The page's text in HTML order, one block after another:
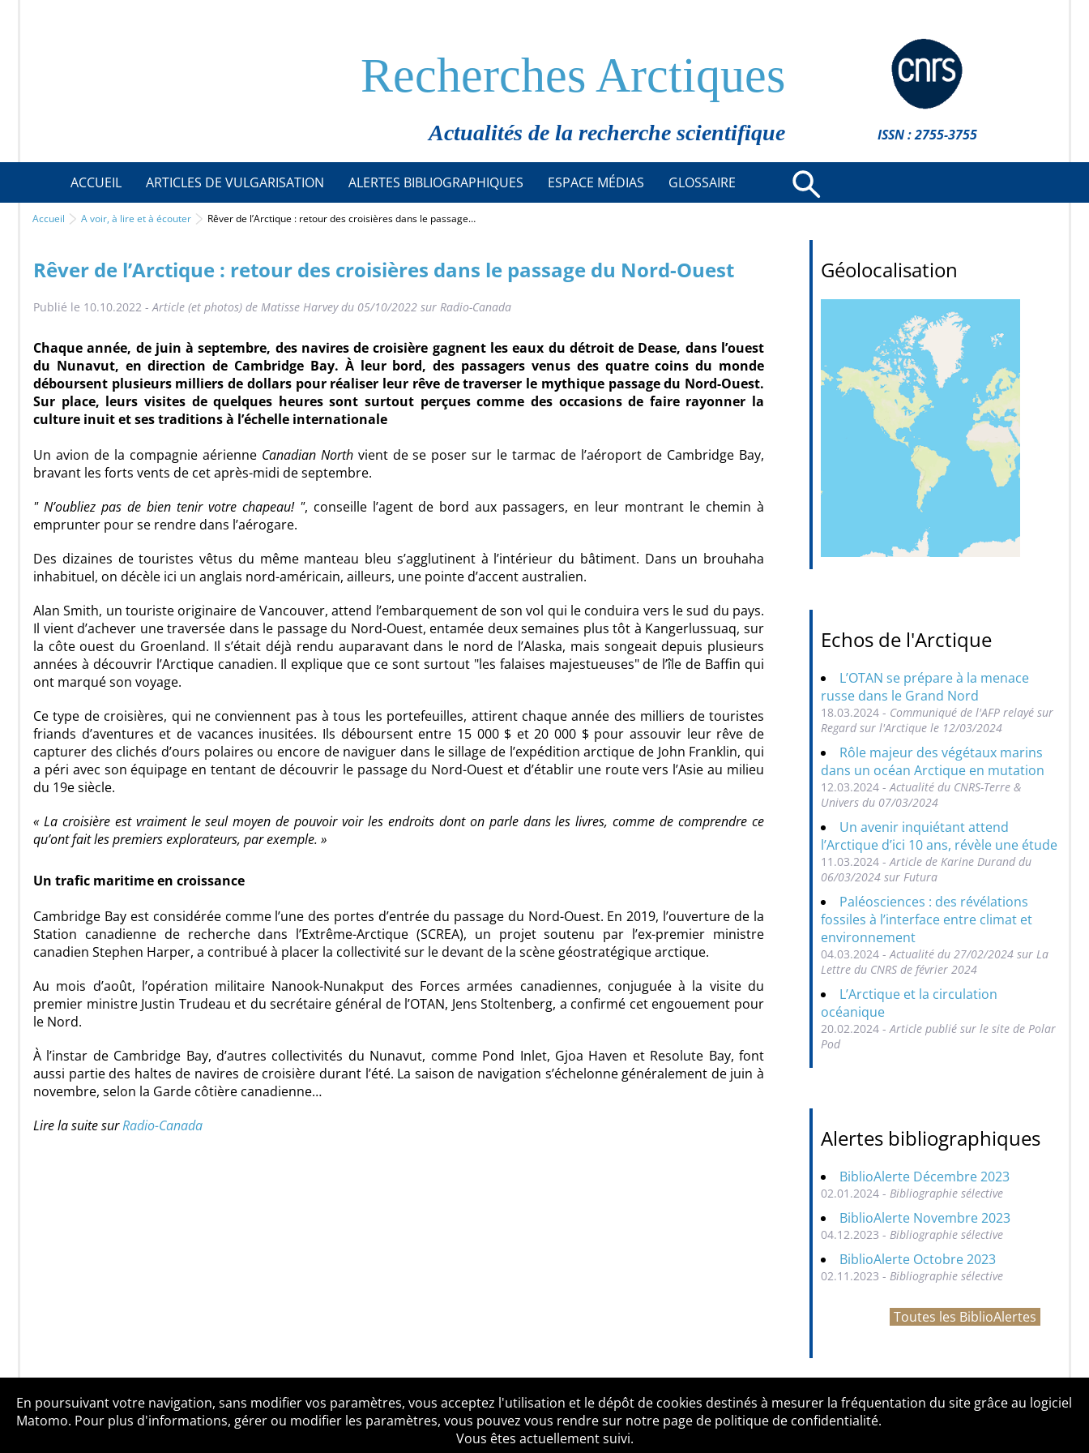
Recherches Arctiques
Actualités de la recherche scientifique ISSN : 2755-3755
ACCUEIL ARTICLES DE VULGARISATION ALERTES BIBLIOGRAPHIQUES ESPACE MÉDIAS GLOSSAIRE
Accueil A voir, à lire et à écouter Rêver de l’Arctique : retour des croisières dans le passage…
Rêver de l’Arctique : retour des croisières dans le passage du Nord-Ouest
Publié le 10.10.2022 -Article (et photos) de Matisse Harvey du 05/10/2022 sur Radio-Canada
Chaque année, de juin à septembre, des navires de croisière gagnent les eaux du détroit de Dease, dans l’ouest
du Nunavut, en direction de Cambridge Bay. À leur bord, des passagers venus des quatre coins du monde
déboursent plusieurs milliers de dollars pour réaliser leur rêve de traverser le mythique passage du Nord-Ouest.
Sur place, leurs visites de quelques heures sont surtout perçues comme des occasions de faire rayonner la
culture inuit et ses traditions à l’échelle internationale
Un avion de la compagnie aérienne Canadian Northvient de se poser sur le tarmac de l’aéroport de Cambridge Bay,
bravant les forts vents de cet après-midi de septembre.
N’oubliez pas de bien tenir votre chapeau! , conseille l’agent de bord aux passagers, en leur montrant le chemin à
emprunter pour se rendre dans l’aérogare.
Des dizaines de touristes vêtus du même manteau bleu s’agglutinent à l’intérieur du bâtiment. Dans un brouhaha
inhabituel, on décèle ici un anglais nord-américain, ailleurs, une pointe d’accent australien.
Alan Smith, un touriste originaire de Vancouver, attend l’embarquement de son vol qui le conduira vers le sud du pays.
Il vient d’achever une traversée dans le passage du Nord-Ouest, entamée deux semaines plus tôt à Kangerlussuaq, sur
la côte ouest du Groenland. Il s’était déjà rendu auparavant dans le nord de l’Alaska, mais songeait depuis plusieurs
années à découvrir l’Arctique canadien. Il explique que ce sont surtout les falaises majestueuses de l’île de Baffin qui
ont marqué son voyage.
Ce type de croisières, qui ne conviennent pas à tous les portefeuilles, attirent chaque année des milliers de touristes
friands d’aventures et de vacances inusitées. Ils déboursent entre 15 000 $ et 20 000 $ pour assouvir leur rêve de
capturer des clichés d’ours polaires ou encore de naviguer dans le sillage de l’expédition arctique de John Franklin, qui
a péri avec son équipage en tentant de découvrir le passage du Nord-Ouest et d’établir une route vers l’Asie au milieu
du 19e siècle.
« La croisière est vraiment le seul moyen de pouvoir voir les endroits dont on parle dans les livres, comme de comprendre ce
qu’ont fait les premiers explorateurs, par exemple. »
Un trafic maritime en croissance
Cambridge Bay est considérée comme l’une des portes d’entrée du passage du Nord-Ouest. En 2019, l’ouverture de la
Station canadienne de recherche dans l’Extrême-Arctique (SCREA), un projet soutenu par l’ex-premier ministre
canadien Stephen Harper, a contribué à placer la collectivité sur le devant de la scène géostratégique arctique.
Au mois d’août, l’opération militaire Nanook-Nunakput des Forces armées canadiennes, conjuguée à la visite du
premier ministre Justin Trudeau et du secrétaire général de l’OTAN, Jens Stoltenberg, a confirmé cet engouement pour
le Nord.
À l’instar de Cambridge Bay, d’autres collectivités du Nunavut, comme Pond Inlet, Gjoa Haven et Resolute Bay, font
aussi partie des haltes de navires de croisière durant l’été. La saison de navigation s’échelonne généralement de juin à
novembre, selon la Garde côtière canadienne…
Lire la suite surRadio-Canada
Géolocalisation
Echos de l'Arctique
L’OTAN se prépare à la menace
russe dans le Grand Nord
18.03.2024 - Communiqué de l'AFP relayé sur
Regard sur l'Arctique le 12/03/2024
Rôle majeur des végétaux marins
dans un océan Arctique en mutation
12.03.2024 - Actualité du CNRS-Terre &
Univers du 07/03/2024
Un avenir inquiétant attend
l’Arctique d’ici 10 ans, révèle une étude
11.03.2024 - Article de Karine Durand du
06/03/2024 sur Futura
Paléosciences : des révélations
fossiles à l’interface entre climat et
environnement
04.03.2024 - Actualité du 27/02/2024 sur La
Lettre du CNRS de février 2024
L’Arctique et la circulation
océanique
20.02.2024 - Article publié sur le site de Polar
Pod
Alertes bibliographiques
BiblioAlerte Décembre 2023
02.01.2024 - Bibliographie sélective
BiblioAlerte Novembre 2023
04.12.2023 - Bibliographie sélective
BiblioAlerte Octobre 2023
02.11.2023 - Bibliographie sélective
Toutes les BiblioAlertes
Qui sommes-nous ? Mentions légales Accessibilité Politique de confidentialité Contact
En poursuivant votre navigation, sans modifier vos paramètres, vous acceptez l'utilisation et le dépôt de cookies destinés à mesurer la fréquentation du site grâce au logiciel
Matomo. Pour plus d'informations, gérer ou modifier les paramètres, vous pouvez vous rendre sur notre page de politique de confidentialité.
Vous êtes actuellement suivi.